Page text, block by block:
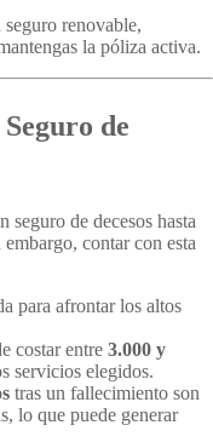
renovable,
la póliza activa.
de
seguro de decesos hasta
contar con esta
para afrontar los altos
costar entre 3.000 y
servicios elegidos.
tras un fallecimiento son
lo que puede generar